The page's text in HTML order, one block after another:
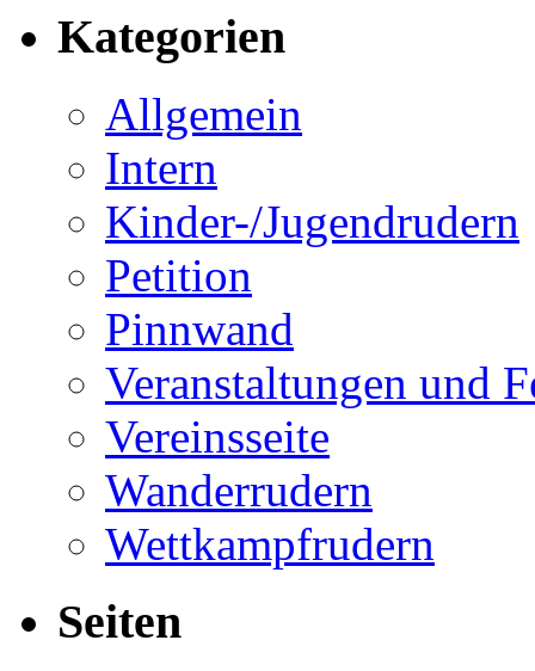
Kategorien
Allgemein
Intern
Kinder-/Jugendrudern
Petition
Pinnwand
Veranstaltungen und
Vereinsseite
Wanderrudern
Wettkampfrudern
Seiten